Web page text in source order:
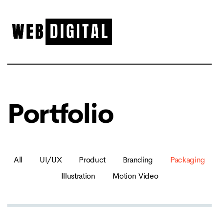
Portfolio
All UI/UX Product Branding
Packaging
Illustration
Motion Video